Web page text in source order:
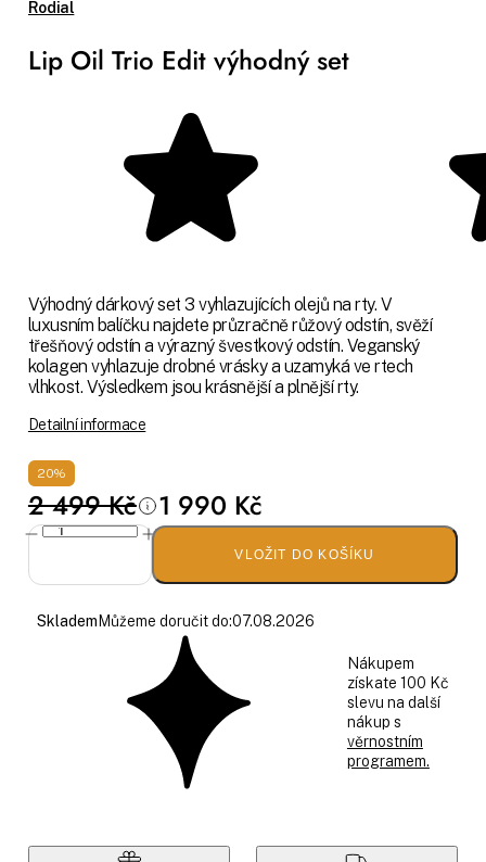
Rodial
Lip Oil Trio Edit výhodný set
Výhodný dárkový set 3 vyhlazujících olejů na rty. V
luxusním balíčku najdete průzračně růžový odstín, svěží
třešňový odstín a výrazný švestkový odstín. Veganský
kolagen vyhlazuje drobné vrásky a uzamyká ve rtech
vlhkost. Výsledkem jsou krásnější a plnější rty.
Detailní informace
20%
2 499 Kč 1 990 Kč
VLOŽIT DO KOŠÍKU
Skladem Můžeme doručit do:07.08.2026
Nákupem
získate 100 Kč
slevu na další
nákup s
věrnostním
programem.